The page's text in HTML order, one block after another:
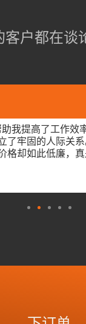
客户都在谈
我提高了工作效
了牢固的人际关
格却如此低廉，